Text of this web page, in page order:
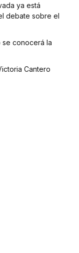
ya está
debate sobre el
se conocerá la
Cantero